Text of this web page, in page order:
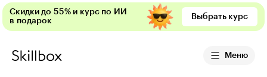
Скидки до 55% и курс по ИИ
в подарок
Выбрать курс
Меню